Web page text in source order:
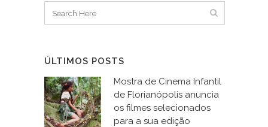
ÚLTIMOS POSTS
Mostra de Cinema Infantil
de Florianópolis anuncia
os filmes selecionados
para a sua edição